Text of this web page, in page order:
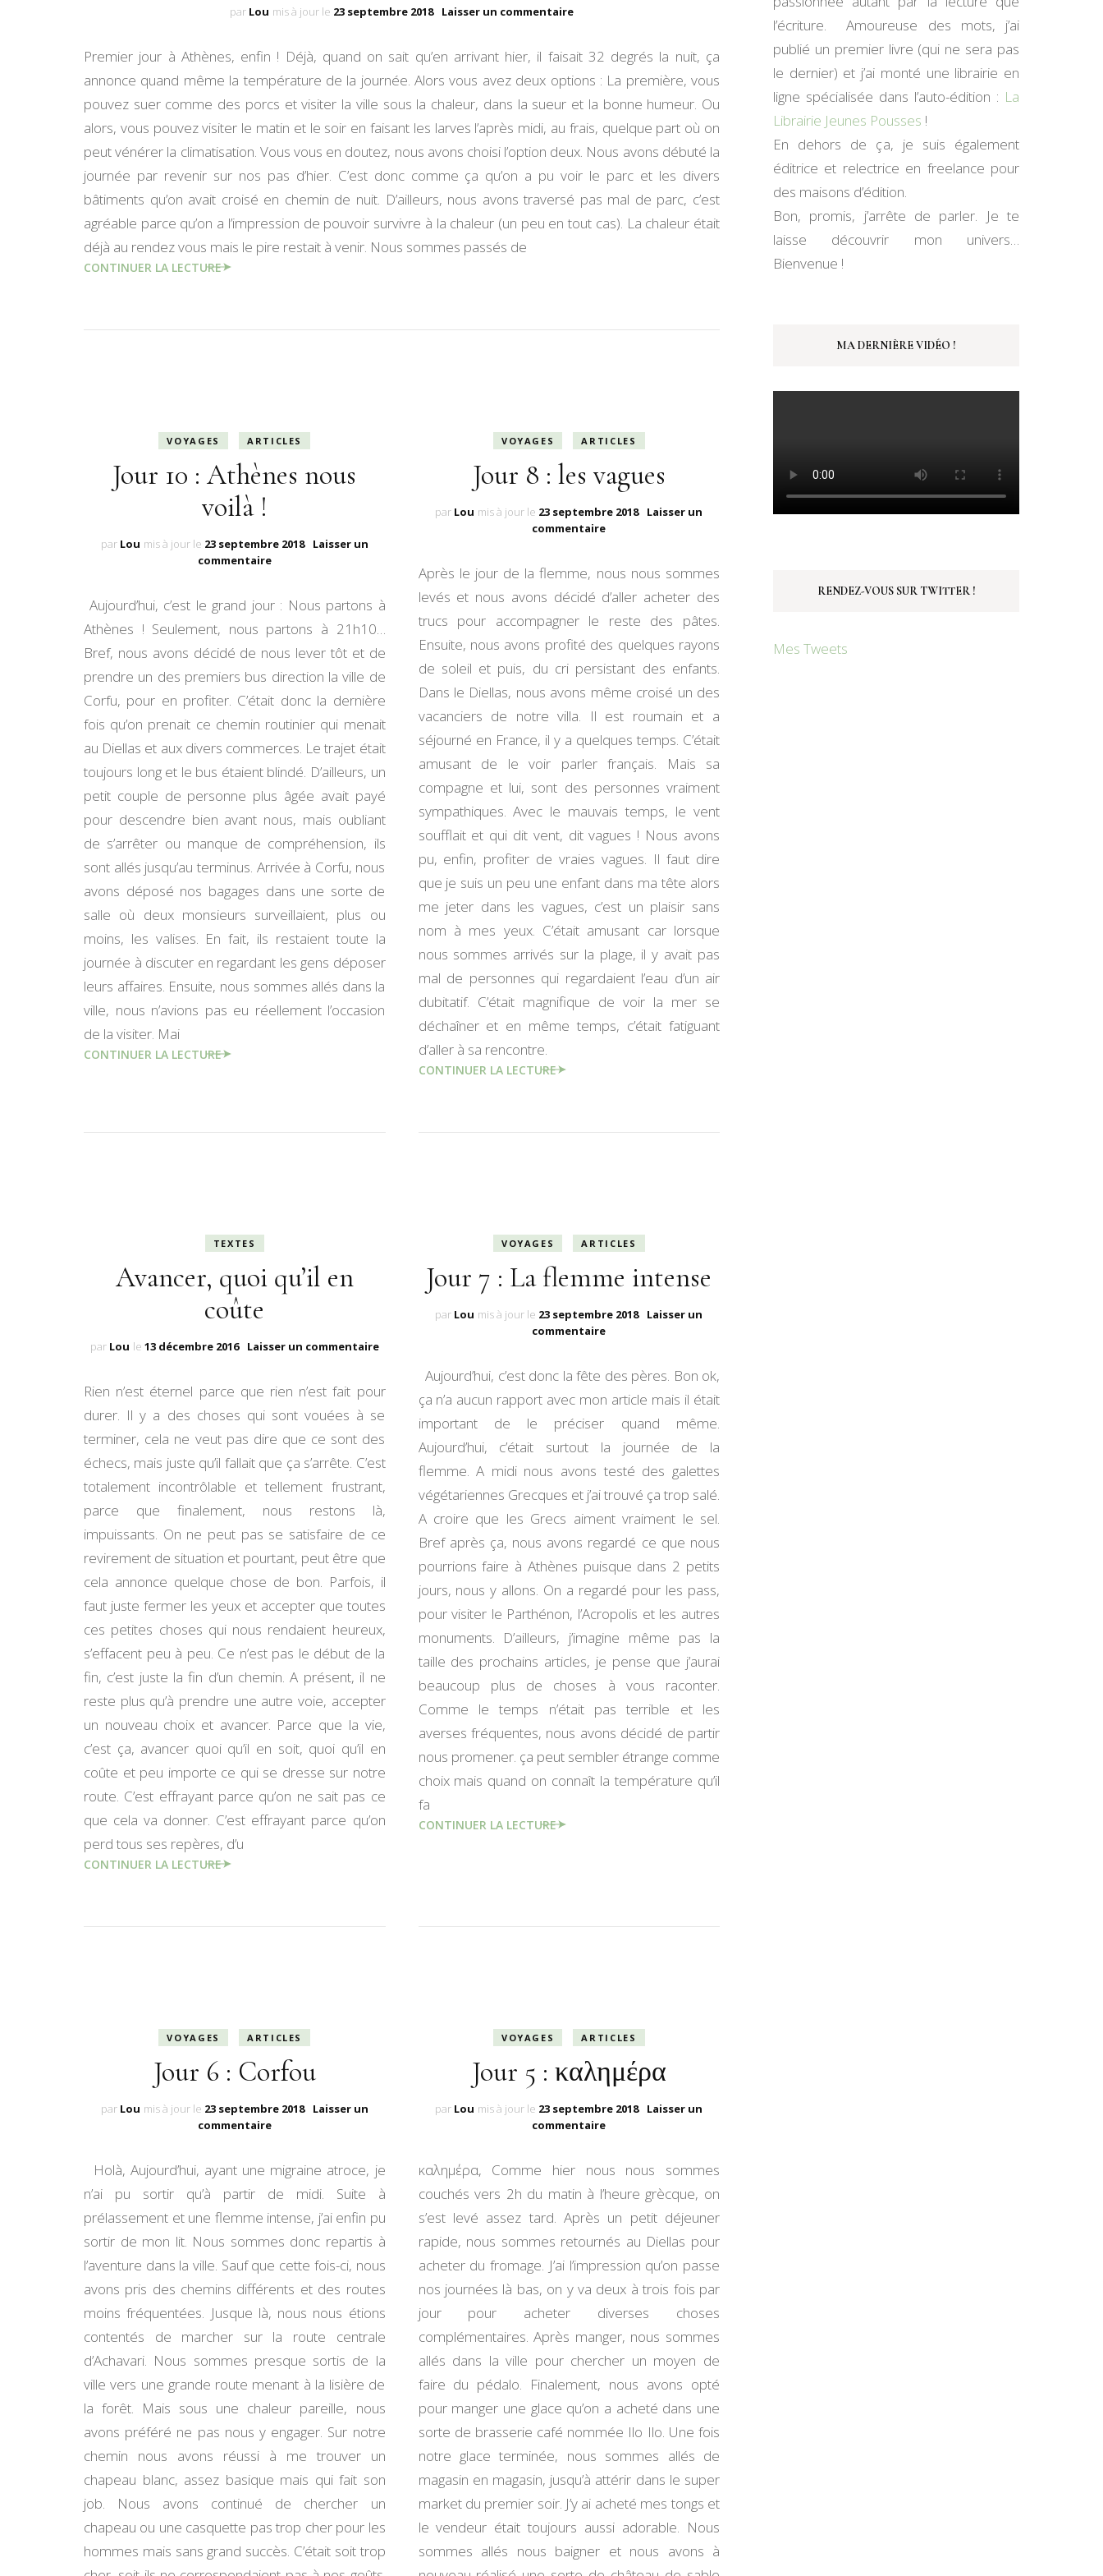
VOYAGES
MES RECOMMANDATIONS
MA VIE D’ENTREPRENEUSE
par Lou mis à jour le 23 septembre 2018 Laisser un commentairesur
:
Découvrons
Premier jour à Athènes, enfin ! Déjà, quand on sait qu’en arrivant hier, il faisait 32 degrés la nuit, ça
annonce quand même la température de la journée. Alors vous avez deux options : La première, vous
pouvez suer comme des porcs et visiter la ville sous la chaleur, dans la sueur et la bonne humeur. Ou
alors, vous pouvez visiter le matin et le soir en faisant les larves l’après midi, au frais, quelque part où on
peut vénérer la climatisation. Vous vous en doutez, nous avons choisi l’option deux. Nous avons débuté la
journée par revenir sur nos pas d’hier. C’est donc comme ça qu’on a pu voir le parc et les divers
bâtiments qu’on avait croisé en chemin de nuit. D’ailleurs, nous avons traversé pas mal de parc, c’est
agréable parce qu’on a l’impression de pouvoir survivre à la chaleur (un peu en tout cas). La chaleur était
déjà au rendez vous mais le pire restait à venir. Nous sommes passés de
CONTINUER LA LECTURE
VOYAGES ARTICLES
Jour 10 : Athènes nous
voilà !
par Lou mis à jour le 23 septembre 2018
Laisser un
commentairesur
:
Athènes
voilà
!
Aujourd’hui, c’est le grand jour : Nous partons à
Athènes ! Seulement, nous partons à 21h10…
Bref, nous avons décidé de nous lever tôt et de
prendre un des premiers bus direction la ville de
Corfu, pour en profiter. C’était donc la dernière
fois qu’on prenait ce chemin routinier qui menait
au Diellas et aux divers commerces. Le trajet était
toujours long et le bus étaient blindé. D’ailleurs, un
petit couple de personne plus âgée avait payé
pour descendre bien avant nous, mais oubliant
de s’arrêter ou manque de compréhension, ils
sont allés jusqu’au terminus. Arrivée à Corfu, nous
avons déposé nos bagages dans une sorte de
salle où deux monsieurs surveillaient, plus ou
moins, les valises. En fait, ils restaient toute la
journée à discuter en regardant les gens déposer
leurs affaires. Ensuite, nous sommes allés dans la
ville, nous n’avions pas eu réellement l’occasion
de la visiter. Mai
CONTINUER LA LECTURE
VOYAGES ARTICLES
Jour 8 : les vagues
par Lou mis à jour le 23 septembre 2018 Laisser un
commentairesur
:
les
Après le jour de la flemme, nous nous sommes
levés et nous avons décidé d’aller acheter des
trucs pour accompagner le reste des pâtes.
Ensuite, nous avons profité des quelques rayons
de soleil et puis, du cri persistant des enfants.
Dans le Diellas, nous avons même croisé un des
vacanciers de notre villa. Il est roumain et a
séjourné en France, il y a quelques temps. C’était
amusant de le voir parler français. Mais sa
compagne et lui, sont des personnes vraiment
sympathiques. Avec le mauvais temps, le vent
soufflait et qui dit vent, dit vagues ! Nous avons
pu, enfin, profiter de vraies vagues. Il faut dire
que je suis un peu une enfant dans ma tête alors
me jeter dans les vagues, c’est un plaisir sans
nom à mes yeux. C’était amusant car lorsque
nous sommes arrivés sur la plage, il y avait pas
mal de personnes qui regardaient l’eau d’un air
dubitatif. C’était magnifique de voir la mer se
déchaîner et en même temps, c’était fatiguant
d’aller à sa rencontre.
CONTINUER LA LECTURE
TEXTES
Avancer, quoi qu’il en
coûte
par Lou le 13 décembre 2016 Laisser un commentairesur
qu’il
en
Rien n’est éternel parce que rien n’est fait pour
durer. Il y a des choses qui sont vouées à se
terminer, cela ne veut pas dire que ce sont des
échecs, mais juste qu’il fallait que ça s’arrête. C’est
totalement incontrôlable et tellement frustrant,
parce que finalement, nous restons là,
impuissants. On ne peut pas se satisfaire de ce
revirement de situation et pourtant, peut être que
cela annonce quelque chose de bon. Parfois, il
faut juste fermer les yeux et accepter que toutes
ces petites choses qui nous rendaient heureux,
s’effacent peu à peu. Ce n’est pas le début de la
fin, c’est juste la fin d’un chemin. A présent, il ne
reste plus qu’à prendre une autre voie, accepter
un nouveau choix et avancer. Parce que la vie,
c’est ça, avancer quoi qu’il en soit, quoi qu’il en
coûte et peu importe ce qui se dresse sur notre
route. C’est effrayant parce qu’on ne sait pas ce
que cela va donner. C’est effrayant parce qu’on
perd tous ses repères, d’u
CONTINUER LA LECTURE
VOYAGES ARTICLES
Jour 7 : La flemme intense
par Lou mis à jour le 23 septembre 2018 Laisser un
commentairesur
:
La
intense
Aujourd’hui, c’est donc la fête des pères. Bon ok,
ça n’a aucun rapport avec mon article mais il était
important de le préciser quand même.
Aujourd’hui, c’était surtout la journée de la
flemme. A midi nous avons testé des galettes
végétariennes Grecques et j’ai trouvé ça trop salé.
A croire que les Grecs aiment vraiment le sel.
Bref après ça, nous avons regardé ce que nous
pourrions faire à Athènes puisque dans 2 petits
jours, nous y allons. On a regardé pour les pass,
pour visiter le Parthénon, l’Acropolis et les autres
monuments. D’ailleurs, j’imagine même pas la
taille des prochains articles, je pense que j’aurai
beaucoup plus de choses à vous raconter.
Comme le temps n’était pas terrible et les
averses fréquentes, nous avons décidé de partir
nous promener. ça peut sembler étrange comme
choix mais quand on connaît la température qu’il
fa
CONTINUER LA LECTURE
VOYAGES ARTICLES
Jour 6 : Corfou
par Lou mis à jour le 23 septembre 2018
Laisser un
commentairesur
:
Corfou
Holà, Aujourd’hui, ayant une migraine atroce, je
n’ai pu sortir qu’à partir de midi. Suite à
prélassement et une flemme intense, j’ai enfin pu
sortir de mon lit. Nous sommes donc repartis à
l’aventure dans la ville. Sauf que cette fois-ci, nous
avons pris des chemins différents et des routes
moins fréquentées. Jusque là, nous nous étions
contentés de marcher sur la route centrale
d’Achavari. Nous sommes presque sortis de la
ville vers une grande route menant à la lisière de
la forêt. Mais sous une chaleur pareille, nous
avons préféré ne pas nous y engager. Sur notre
chemin nous avons réussi à me trouver un
chapeau blanc, assez basique mais qui fait son
job. Nous avons continué de chercher un
chapeau ou une casquette pas trop cher pour les
hommes mais sans grand succès. C’était soit trop
VOYAGES ARTICLES
Jour 5 : καλημέρα
par Lou mis à jour le 23 septembre 2018 Laisser un
commentairesur
:
καλημέρα
καλημέρα, Comme hier nous nous sommes
couchés vers 2h du matin à l’heure grècque, on
s’est levé assez tard. Après un petit déjeuner
rapide, nous sommes retournés au Diellas pour
acheter du fromage. J’ai l’impression qu’on passe
nos journées là bas, on y va deux à trois fois par
jour pour acheter diverses choses
complémentaires. Après manger, nous sommes
allés dans la ville pour chercher un moyen de
faire du pédalo. Finalement, nous avons opté
pour manger une glace qu’on a acheté dans une
sorte de brasserie café nommée Ilo Ilo. Une fois
notre glace terminée, nous sommes allés de
magasin en magasin, jusqu’à attérir dans le super
market du premier soir. J’y ai acheté mes tongs et
le vendeur était toujours aussi adorable. Nous
sommes allés nous baigner et nous avons à
l’écriture. Amoureuse des mots, j’ai
publié un premier livre (qui ne sera pas
le dernier) et j’ai monté une librairie en
ligne spécialisée dans l’auto-édition : La
Librairie Jeunes Pousses !
En dehors de ça, je suis également
éditrice et relectrice en freelance pour
des maisons d’édition.
Bon, promis, j’arrête de parler. Je te
laisse découvrir mon univers…
Bienvenue !
MA DERNIÈRE VIDÉO !
RENDEZ-VOUS SUR TWITTER !
Mes Tweets